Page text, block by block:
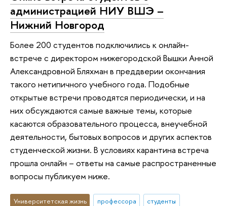
администрацией НИУ ВШЭ –
Нижний Новгород
Более 200 студентов подключились к онлайн-
встрече с директором нижегородской Вышки Анной
Александровной Бляхман в преддверии окончания
такого нетипичного учебного года. Подобные
открытые встречи проводятся периодически, и на
них обсуждаются самые важные темы, которые
касаются образовательного процесса, внеучебной
деятельности, бытовых вопросов и других аспектов
студенческой жизни. В условиях карантина встреча
прошла онлайн – ответы на самые распространенные
вопросы публикуем ниже.
Университетская жизнь профессора
студенты